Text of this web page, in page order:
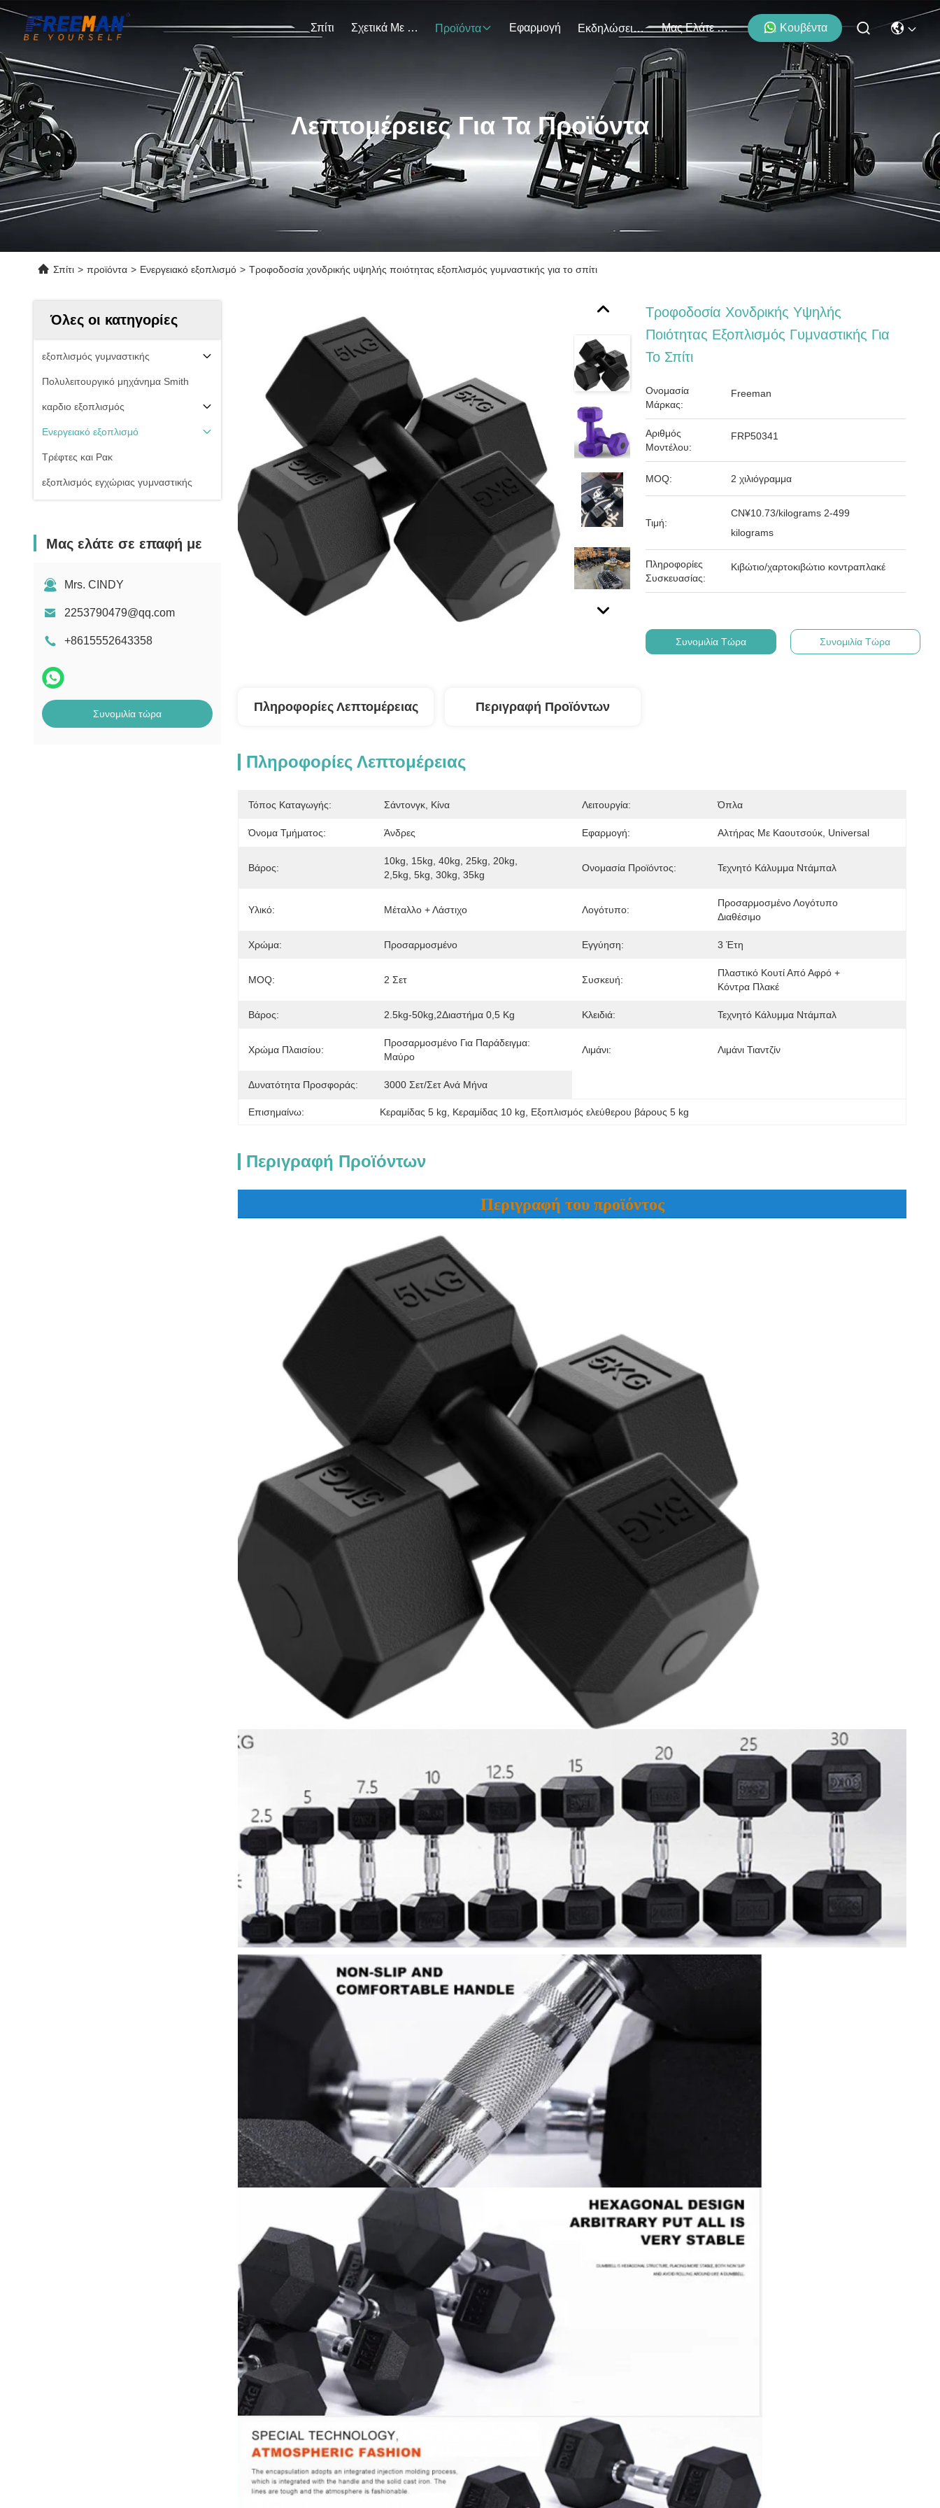
Σπίτι Σχετικά Με Εμάς Προϊόντα Εφαρμογή Εκδηλώσεις Μας Ελάτε Σε Επαφή Με Κουβέντα
Λεπτομέρειες Για Τα Προϊόντα
Σπίτι > προϊόντα > Ενεργειακό εξοπλισμό > Τροφοδοσία χονδρικής υψηλής ποιότητας εξοπλισμός γυμναστικής για το σπίτι
Όλες οι κατηγορίες
εξοπλισμός γυμναστικής
Πολυλειτουργικό μηχάνημα Smith
καρδιο εξοπλισμός
Ενεργειακό εξοπλισμό
Τρέφτες και Ρακ
εξοπλισμός εγχώριας γυμναστικής
Μας ελάτε σε επαφή με
Mrs. CINDY
2253790479@qq.com
+8615552643358
Συνομιλία τώρα
Τροφοδοσία Χονδρικής Υψηλής
Ποιότητας Εξοπλισμός Γυμναστικής Για
Το Σπίτι
Ονομασία
Μάρκας:
Freeman
Αριθμός
Μοντέλου:
FRP50341
MOQ: 2 χιλιόγραμμα
Τιμή:
CN¥10.73/kilograms 2-499
kilograms
Πληροφορίες
Συσκευασίας:
Κιβώτιο/χαρτοκιβώτιο κοντραπλακέ
Συνομιλία Τώρα Συνομιλία Τώρα
Πληροφορίες Λεπτομέρειας Περιγραφή Προϊόντων
Πληροφορίες Λεπτομέρειας
Τόπος Καταγωγής: Σάντονγκ, Κίνα Λειτουργία: Όπλα
Όνομα Τμήματος: Άνδρες Εφαρμογή: Αλτήρας Με Καουτσούκ, Universal
Βάρος:
10kg, 15kg, 40kg, 25kg, 20kg,
2,5kg, 5kg, 30kg, 35kg
Ονομασία Προϊόντος: Τεχνητό Κάλυμμα Ντάμπαλ
Υλικό: Μέταλλο + Λάστιχο Λογότυπο:
Προσαρμοσμένο Λογότυπο
Διαθέσιμο
Χρώμα: Προσαρμοσμένο Εγγύηση: 3 Έτη
MOQ: 2 Σετ Συσκευή:
Πλαστικό Κουτί Από Αφρό +
Κόντρα Πλακέ
Βάρος: 2.5kg-50kg,2Διαστήμα 0,5 Kg Κλειδιά: Τεχνητό Κάλυμμα Ντάμπαλ
Χρώμα Πλαισίου:
Προσαρμοσμένο Για Παράδειγμα:
Μαύρο
Λιμάνι: Λιμάνι Τιαντζίν
Δυνατότητα Προσφοράς: 3000 Σετ/σετ Ανά Μήνα
Επισημαίνω: Κεραμίδας 5 kg Κεραμίδας 10 kg Εξοπλισμός ελεύθερου βάρους 5 kg
Περιγραφή Προϊόντων
Περιγραφή του προϊόντος